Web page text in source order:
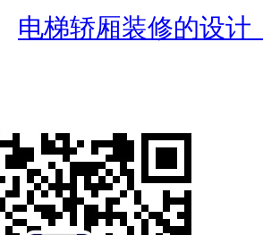
电梯轿厢装修的设计